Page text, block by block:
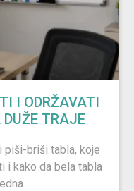
I ODRŽAVATI
TRAJE
piši-briši tabla, koje
i kako da bela tabla